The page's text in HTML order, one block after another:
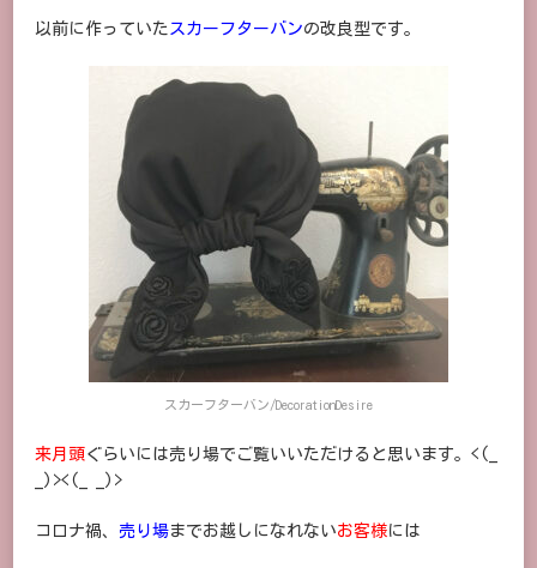
以前に作っていた スカーフターバンの改良型です。
スカーフターバン/DecorationDesire
来月頭ぐらいには売り場でご覧いいただけると思います。<(_
_)><(_ _)>
コロナ禍、 売り場までお越しになれないお客様には